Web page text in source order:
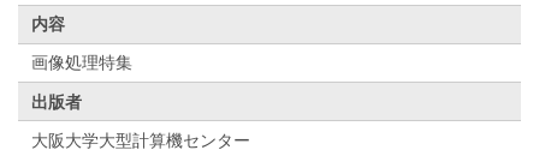
内容
画像処理特集
出版者
大阪大学大型計算機センター